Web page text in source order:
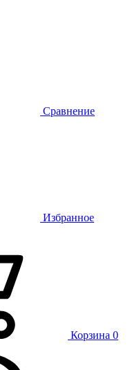
Сравнение
Избранное
Корзина 0